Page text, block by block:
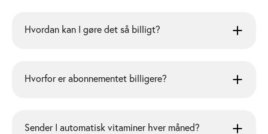
Hvordan kan I gøre det så billigt?
Hvorfor er abonnementet billigere?
Sender I automatisk vitaminer hver måned?